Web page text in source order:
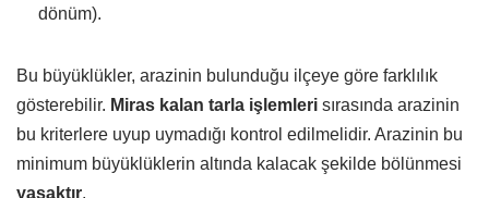
dönüm).
Bu büyüklükler, arazinin bulunduğu ilçeye göre farklılık
gösterebilir. Miras kalan tarla işlemleri sırasında arazinin
bu kriterlere uyup uymadığı kontrol edilmelidir. Arazinin bu
minimum büyüklüklerin altında kalacak şekilde bölünmesi
yasaktır.